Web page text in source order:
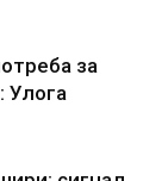
за
Улога